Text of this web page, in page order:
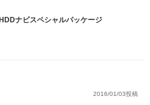
ナビスペシャルパッケージ
2016/01/03投稿